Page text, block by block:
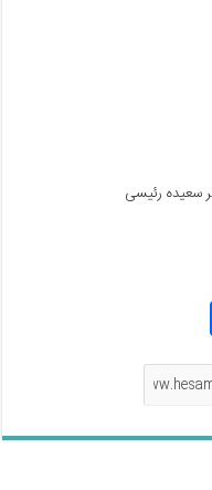
سعیده رئیسی
ترا
ک
گذ
ار